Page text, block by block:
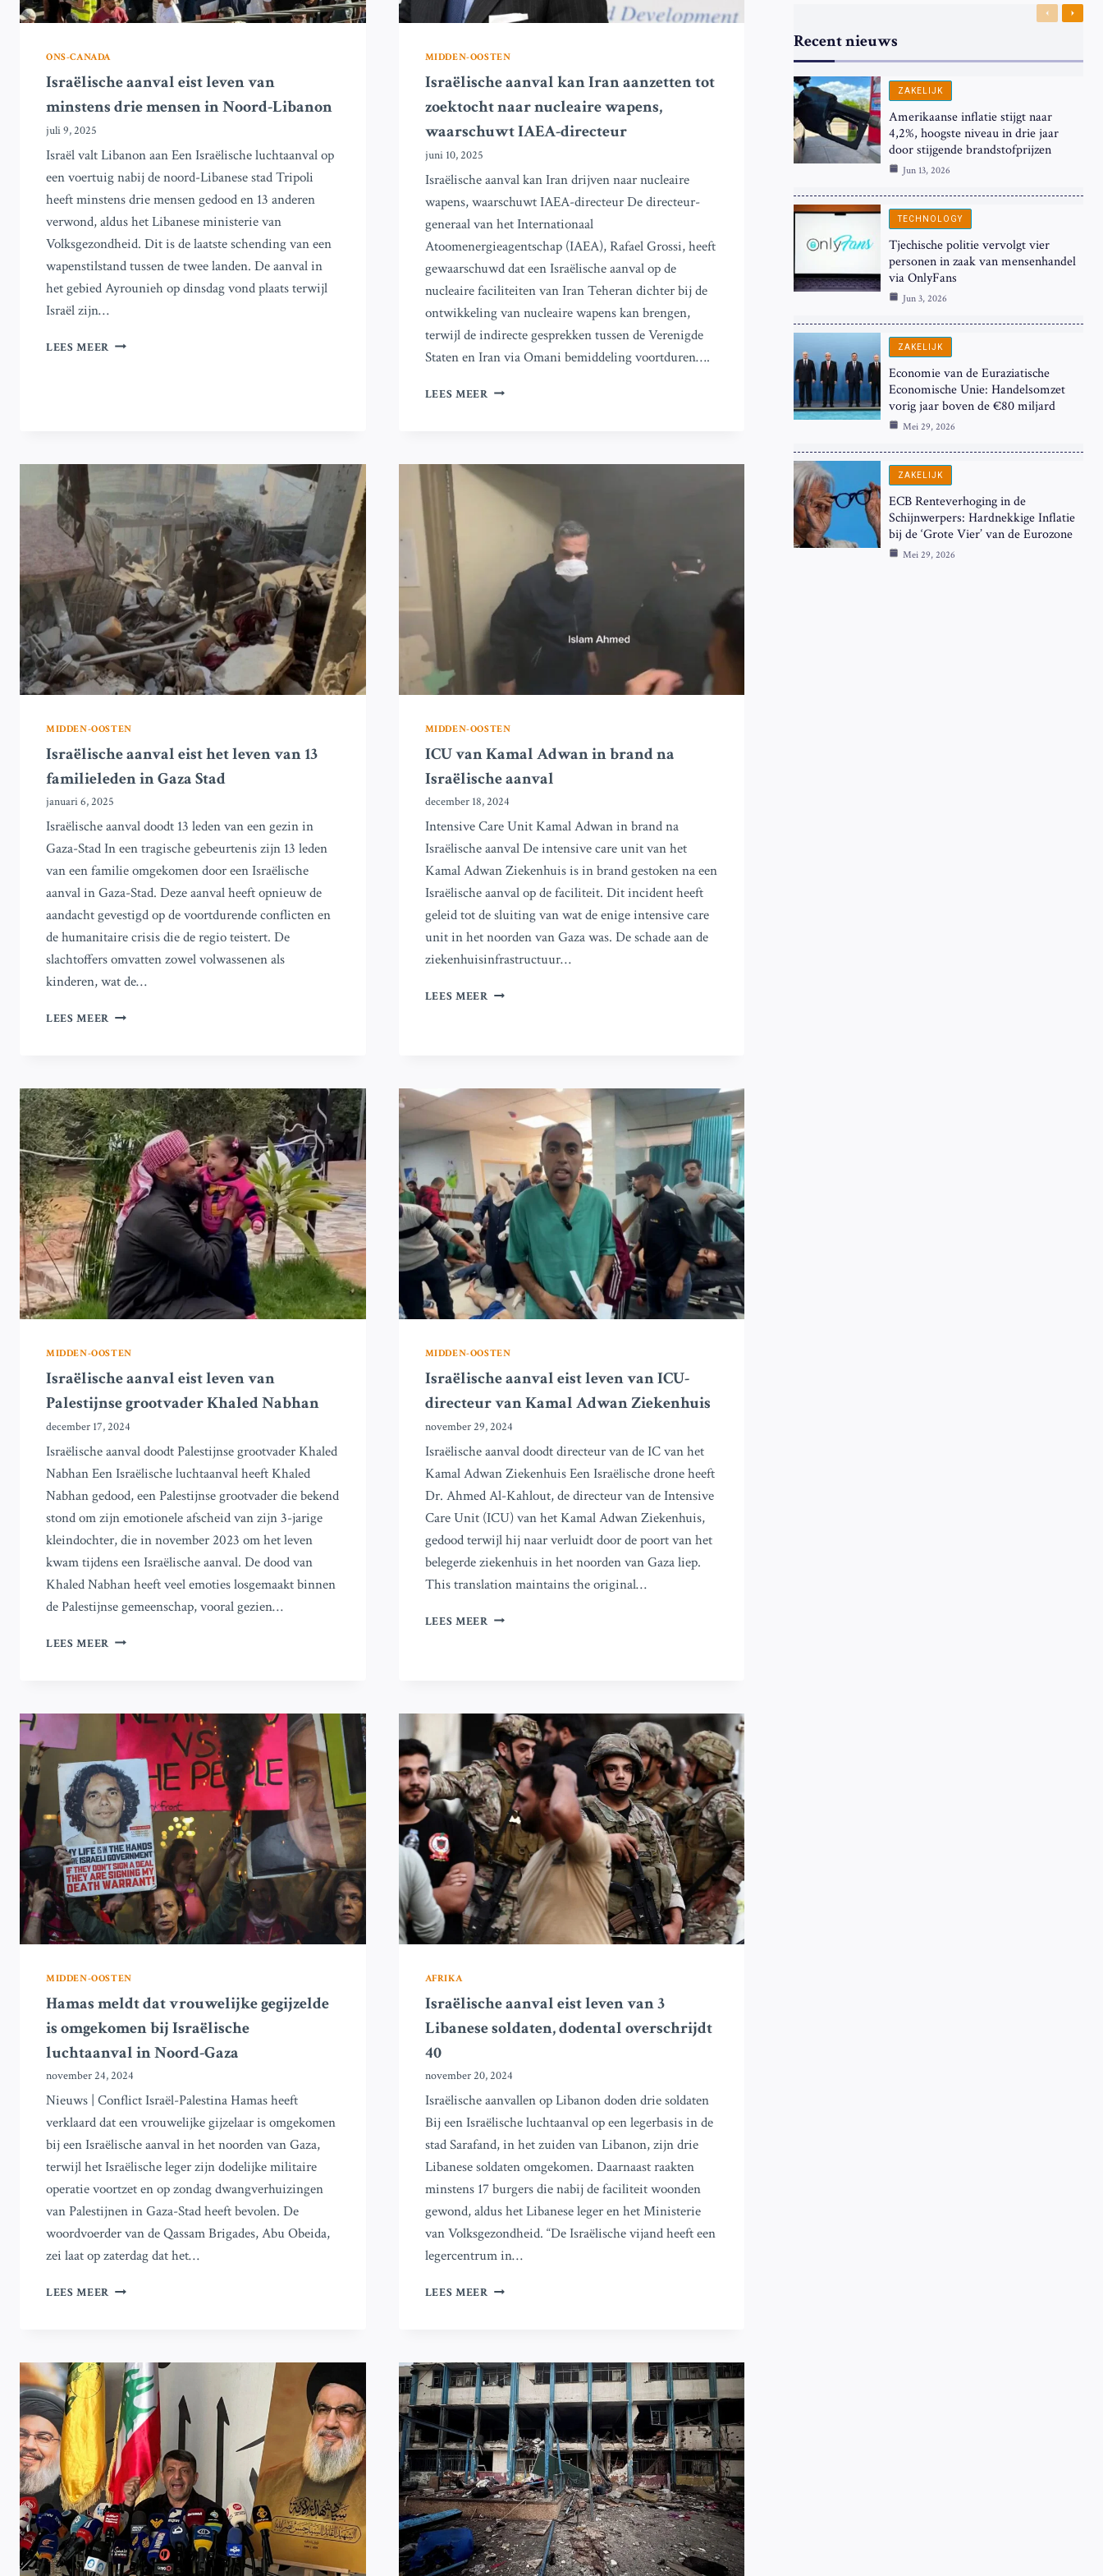
ONS-CANADA
Israëlische aanval eist leven van
minstens drie mensen in Noord-Libanon
juli 9, 2025
Israël valt Libanon aan Een Israëlische luchtaanval op
een voertuig nabij de noord-Libanese stad Tripoli
heeft minstens drie mensen gedood en 13 anderen
verwond, aldus het Libanese ministerie van
Volksgezondheid. Dit is de laatste schending van een
wapenstilstand tussen de twee landen. De aanval in
het gebied Ayrounieh op dinsdag vond plaats terwijl
Israël zijn…
LEES MEER ISRAËLISCHE
MENSEN
NOORD-
LIBANON
MIDDEN-OOSTEN
Israëlische aanval kan Iran aanzetten tot
zoektocht naar nucleaire wapens,
waarschuwt IAEA-directeur
juni 10, 2025
Israëlische aanval kan Iran drijven naar nucleaire
wapens, waarschuwt IAEA-directeur De directeur-
generaal van het Internationaal
Atoomenergieagentschap (IAEA), Rafael Grossi, heeft
gewaarschuwd dat een Israëlische aanval op de
nucleaire faciliteiten van Iran Teheran dichter bij de
ontwikkeling van nucleaire wapens kan brengen,
terwijl de indirecte gesprekken tussen de Verenigde
Staten en Iran via Omani bemiddeling voortduren….
LEES MEER ISRAËLISCHE
ZOEKTOCHT
NAAR
NUCLEAIRE
WAARSCHUWT
IAEA-
DIRECTEUR
MIDDEN-OOSTEN
Israëlische aanval eist het leven van 13
familieleden in Gaza Stad
januari 6, 2025
Israëlische aanval doodt 13 leden van een gezin in
Gaza-Stad In een tragische gebeurtenis zijn 13 leden
van een familie omgekomen door een Israëlische
aanval in Gaza-Stad. Deze aanval heeft opnieuw de
aandacht gevestigd op de voortdurende conflicten en
de humanitaire crisis die de regio teistert. De
slachtoffers omvatten zowel volwassenen als
kinderen, wat de…
LEES MEER ISRAËLISCHE
VAN
13
FAMILIELEDEN
IN
GAZA
STAD
MIDDEN-OOSTEN
ICU van Kamal Adwan in brand na
Israëlische aanval
december 18, 2024
Intensive Care Unit Kamal Adwan in brand na
Israëlische aanval De intensive care unit van het
Kamal Adwan Ziekenhuis is in brand gestoken na een
Israëlische aanval op de faciliteit. Dit incident heeft
geleid tot de sluiting van wat de enige intensive care
unit in het noorden van Gaza was. De schade aan de
ziekenhuisinfrastructuur…
LEES MEER ICU
ISRAËLISCHE
AANVAL
MIDDEN-OOSTEN
Israëlische aanval eist leven van
Palestijnse grootvader Khaled Nabhan
december 17, 2024
Israëlische aanval doodt Palestijnse grootvader Khaled
Nabhan Een Israëlische luchtaanval heeft Khaled
Nabhan gedood, een Palestijnse grootvader die bekend
stond om zijn emotionele afscheid van zijn 3-jarige
kleindochter, die in november 2023 om het leven
kwam tijdens een Israëlische aanval. De dood van
Khaled Nabhan heeft veel emoties losgemaakt binnen
de Palestijnse gemeenschap, vooral gezien…
LEES MEER ISRAËLISCHE
PALESTIJNSE
GROOTVADER
KHALED
NABHAN
MIDDEN-OOSTEN
Israëlische aanval eist leven van ICU-
directeur van Kamal Adwan Ziekenhuis
november 29, 2024
Israëlische aanval doodt directeur van de IC van het
Kamal Adwan Ziekenhuis Een Israëlische drone heeft
Dr. Ahmed Al-Kahlout, de directeur van de Intensive
Care Unit (ICU) van het Kamal Adwan Ziekenhuis,
gedood terwijl hij naar verluidt door de poort van het
belegerde ziekenhuis in het noorden van Gaza liep.
This translation maintains the original…
LEES MEER ISRAËLISCHE
DIRECTEUR
VAN
KAMAL
ADWAN
ZIEKENHUIS
MIDDEN-OOSTEN
Hamas meldt dat vrouwelijke gegijzelde
is omgekomen bij Israëlische
luchtaanval in Noord-Gaza
november 24, 2024
Nieuws | Conflict Israël-Palestina Hamas heeft
verklaard dat een vrouwelijke gijzelaar is omgekomen
bij een Israëlische aanval in het noorden van Gaza,
terwijl het Israëlische leger zijn dodelijke militaire
operatie voortzet en op zondag dwangverhuizingen
van Palestijnen in Gaza-Stad heeft bevolen. De
woordvoerder van de Qassam Brigades, Abu Obeida,
zei laat op zaterdag dat het…
LEES MEER HAMAS
IS
OMGEKOMEN
BIJ
ISRAËLISCHE
LUCHTAANVAL
IN
NOORD-
GAZA
AFRIKA
Israëlische aanval eist leven van 3
Libanese soldaten, dodental overschrijdt
40
november 20, 2024
Israëlische aanvallen op Libanon doden drie soldaten
Bij een Israëlische luchtaanval op een legerbasis in de
stad Sarafand, in het zuiden van Libanon, zijn drie
Libanese soldaten omgekomen. Daarnaast raakten
minstens 17 burgers die nabij de faciliteit woonden
gewond, aldus het Libanese leger en het Ministerie
van Volksgezondheid. “De Israëlische vijand heeft een
legercentrum in…
LEES MEER ISRAËLISCHE
3
LIBANESE
SOLDATEN,
DODENTAL
OVERSCHRIJDT
40
Recent nieuws
Previous
Next
ZAKELIJK
Amerikaanse inflatie stijgt naar
4,2%, hoogste niveau in drie jaar
door stijgende brandstofprijzen
Jun 13, 2026
TECHNOLOGY
Tjechische politie vervolgt vier
personen in zaak van mensenhandel
via OnlyFans
Jun 3, 2026
ZAKELIJK
Economie van de Euraziatische
Economische Unie: Handelsomzet
vorig jaar boven de €80 miljard
Mei 29, 2026
ZAKELIJK
ECB Renteverhoging in de
Schijnwerpers: Hardnekkige Inflatie
bij de ‘Grote Vier’ van de Eurozone
Mei 29, 2026